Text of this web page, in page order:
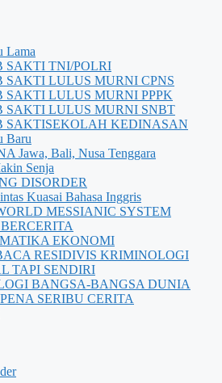
Lama
SAKTI TNI/POLRI
SAKTI LULUS MURNI CPNS
SAKTI LULUS MURNI PPPK
SAKTI LULUS MURNI SNBT
SAKTISEKOLAH KEDINASAN
Baru
Jawa, Bali, Nusa Tenggara
Senja
DISORDER
Kuasai Bahasa Inggris
MESSIANIC SYSTEM
EKONOMI
RESIDIVIS KRIMINOLOGI
TAPI SENDIRI
BANGSA-BANGSA DUNIA
SERIBU CERITA